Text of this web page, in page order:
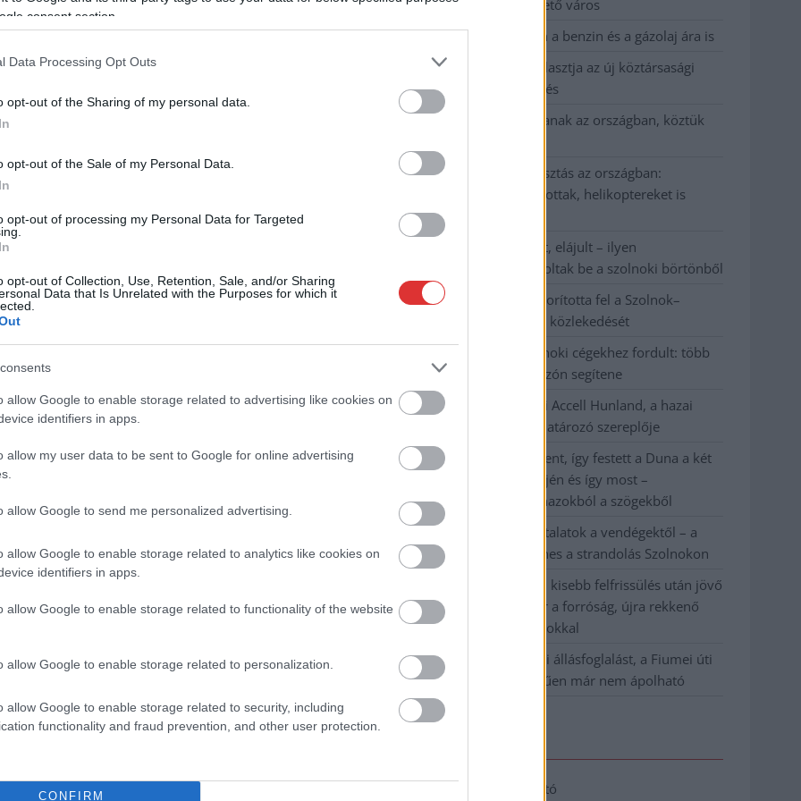
consent section.
Data Processing Opt Outs
opt-out of the Sharing of my personal data.
opt-out of the Sale of my Personal Data.
opt-out of processing my Personal Data for Targeted
opt-out of Collection, Use, Retention, Sale, and/or Sharing
Data that Is Unrelated with the Purposes for which it
allow Google to enable storage related to advertising like cookies on
identifiers in apps.
allow my user data to be sent to Google for online advertising
allow Google to send me personalized advertising.
allow Google to enable storage related to analytics like cookies on
identifiers in apps.
allow Google to enable storage related to functionality of the website
allow Google to enable storage related to personalization.
allow Google to enable storage related to security, including
functionality and fraud prevention, and other user protection.
CONFIRM
,máv,nyár,Szolnok, Újszász,vasút,vitorlás, vonat
Szolnok mennyire élhető város
Pénteken újra csökken a benzin és a gázolaj ára is
Napokon belül megválasztja az új köztársasági
elnököt az Országgyűlés
Kiterjedt tüzek pusztítanak az országban, köztük
Harmadfokú hőségriasztás az országban:
Szolnokon klímát javítottak, helikoptereket is
bevetettek a tüzeknél
A zárkában rosszul lett, elájult – ilyen
körülményekről számoltak be a szolnoki börtönből
Váratlan fennakadás borította fel a Szolnok–
Kecskemét vasútvonal közlekedését
A polgármester a szolnoki cégekhez fordult: több
száz elbocsátott dolgozón segítene
Csődbe ment a tószegi Accell Hunland, a hazai
kerékpárgyártás meghatározó szereplője
Egyszer fent, egyszer lent, így festett a Duna a két
évvel ezelőtti árvíz idején és így most –
fotógyűjtemény ugyanazokból a szögekből
Ilyenek eddig a tapasztalatok a vendégektől – a
hőhullám miatt ingyenes a strandolás Szolnokon
Nem biztató: a hétvégi kisebb felfrissülés után jövő
héten megint visszatér a forróság, újra rekkenő
hőség jön, akár 38 fokokkal
Közzétették a szakértői állásfoglalást, a Fiumei úti
fák többsége szakszerűen már nem ápolható
Adatkezelési tájékoztató